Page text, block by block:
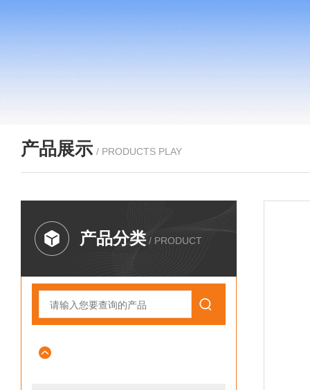
产品展示 / PRODUCTS PLAY
产品分类 / PRODUCT